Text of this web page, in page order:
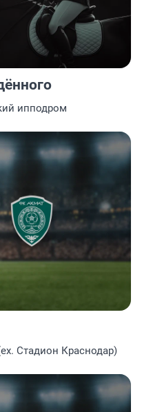
ипподром
Стадион Краснодар)